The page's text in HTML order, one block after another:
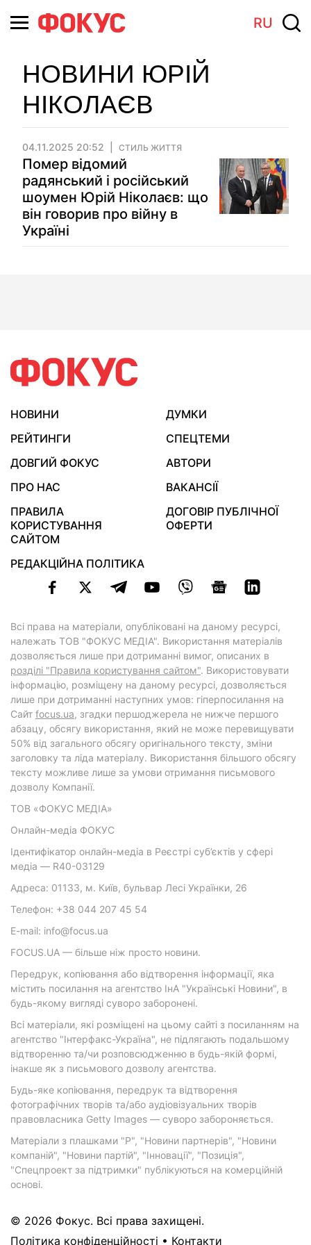
RU
НОВИНИ ЮРІЙ
НІКОЛАЄВ
04.11.2025 20:52 СТИЛЬ ЖИТТЯ
Помер відомий
радянський і російський
шоумен Юрій Ніколаєв: що
він говорив про війну в
Україні
НОВИНИ
ДУМКИ
РЕЙТИНГИ
СПЕЦТЕМИ
ДОВГИЙ ФОКУС
АВТОРИ
ПРО НАС
ВАКАНСІЇ
ПРАВИЛА
КОРИСТУВАННЯ
САЙТОМ
ДОГОВІР ПУБЛІЧНОЇ
ОФЕРТИ
РЕДАКЦІЙНА ПОЛІТИКА
Всі права на матеріали, опубліковані на даному ресурсі,
належать ТОВ "ФОКУС МЕДІА". Використання матеріалів
дозволяється лише при дотриманні вимог, описаних в
розділі "Правила користування сайтом". Використовувати
інформацію, розміщену на даному ресурсі, дозволяється
лише при дотриманні наступних умов: гіперпосилання на
Cайт focus.ua, згадки першоджерела не нижче першого
абзацу, обсягу використання, який не може перевищувати
50% від загального обсягу оригінального тексту, зміни
заголовку та ліда матеріалу. Використання більшого обсягу
тексту можливе лише за умови отримання письмового
дозволу Компанії.
ТОВ «ФОКУС МЕДІА»
Онлайн-медіа ФОКУС
Ідентифікатор онлайн-медіа в Реєстрі суб’єктів у сфері
медіа — R40-03129
Адреса: 01133, м. Київ, бульвар Лесі Українки, 26
Телефон: +38 044 207 45 54
E-mail: info@focus.ua
FOCUS.UA — більше ніж просто новини.
Передрук, копіювання або відтворення інформації, яка
містить посилання на агентство ІнА "Українські Новини", в
будь-якому вигляді суворо заборонені.
Всі матеріали, які розміщені на цьому сайті з посиланням на
агентство "Інтерфакс-Україна", не підлягають подальшому
відтворенню та/чи розповсюдженню в будь-якій формі,
інакше як з письмового дозволу агентства.
Будь-яке копіювання, передрук та відтворення
фотографічних творів та/або аудіовізуальних творів
правовласника Getty Images — суворо забороняється.
Матеріали з плашками "Р", "Новини партнерів", "Новини
компаній", "Новини партій", "Інновації", "Позиція",
"Спецпроект за підтримки" публікуються на комерційній
основі.
© 2026 Фокус. Всі права захищені.
Політика конфіденційності • Контакти